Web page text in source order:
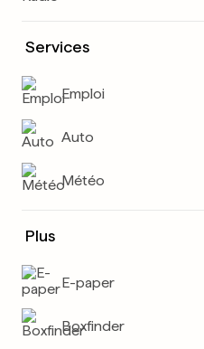
Services
Emploi
Auto
Météo
Plus
E-paper
Boxfinder